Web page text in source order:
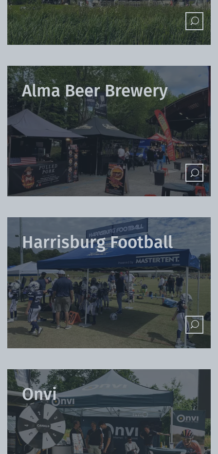
Alma Beer Brewery
Harrisburg Football
Onvi